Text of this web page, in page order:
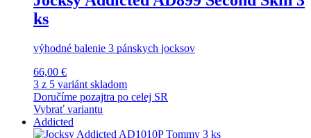
ks
výhodné balenie 3 pánskych jocksov
66,00 €
3 z 5 variánt skladom
Doručíme pozajtra po celej SR
Vybrať variantu
Addicted